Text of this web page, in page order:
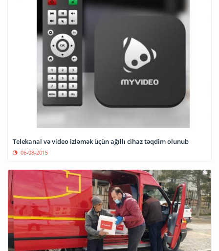
Telekanal və video izləmək üçün ağıllı cihaz təqdim olunub
06-08-2015